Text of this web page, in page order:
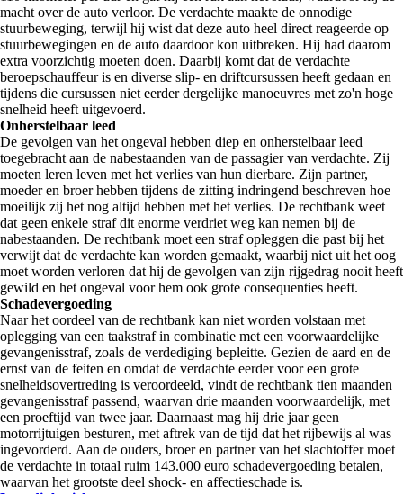
macht over de auto verloor. De verdachte maakte de onnodige
stuurbeweging, terwijl hij wist dat deze auto heel direct reageerde op
stuurbewegingen en de auto daardoor kon uitbreken. Hij had daarom
extra voorzichtig moeten doen. Daarbij komt dat de verdachte
beroepschauffeur is en diverse slip- en driftcursussen heeft gedaan en
tijdens die cursussen niet eerder dergelijke manoeuvres met zo'n hoge
snelheid heeft uitgevoerd.
Onherstelbaar leed
De gevolgen van het ongeval hebben diep en onherstelbaar leed
toegebracht aan de nabestaanden van de passagier van verdachte. Zij
moeten leren leven met het verlies van hun dierbare. Zijn partner,
moeder en broer hebben tijdens de zitting indringend beschreven hoe
moeilijk zij het nog altijd hebben met het verlies. De rechtbank weet
dat geen enkele straf dit enorme verdriet weg kan nemen bij de
nabestaanden. De rechtbank moet een straf opleggen die past bij het
verwijt dat de verdachte kan worden gemaakt, waarbij niet uit het oog
moet worden verloren dat hij de gevolgen van zijn rijgedrag nooit heeft
gewild en het ongeval voor hem ook grote consequenties heeft.
Schadevergoeding
Naar het oordeel van de rechtbank kan niet worden volstaan met
oplegging van een taakstraf in combinatie met een voorwaardelijke
gevangenisstraf, zoals de verdediging bepleitte. Gezien de aard en de
ernst van de feiten en omdat de verdachte eerder voor een grote
snelheidsovertreding is veroordeeld, vindt de rechtbank tien maanden
gevangenisstraf passend, waarvan drie maanden voorwaardelijk, met
een proeftijd van twee jaar. Daarnaast mag hij drie jaar geen
motorrijtuigen besturen, met aftrek van de tijd dat het rijbewijs al was
ingevorderd. Aan de ouders, broer en partner van het slachtoffer moet
de verdachte in totaal ruim 143.000 euro schadevergoeding betalen,
waarvan het grootste deel shock- en affectieschade is.